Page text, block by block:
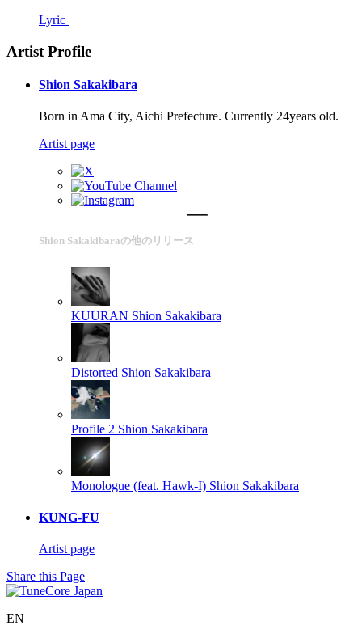
Lyric
Artist Profile
Shion Sakakibara
Born in Ama City, Aichi Prefecture. Currently 24years old.
Artist page
Shion Sakakibaraの他のリリース
KUURAN Shion Sakakibara
Distorted Shion Sakakibara
Profile 2 Shion Sakakibara
Monologue (feat. Hawk-I) Shion Sakakibara
KUNG-FU
Artist page
Share this Page
EN